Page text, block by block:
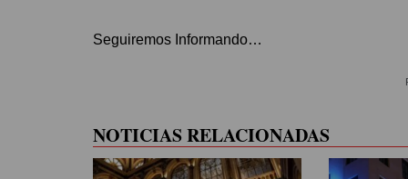
Seguiremos Informando…
NOTICIAS RELACIONADAS